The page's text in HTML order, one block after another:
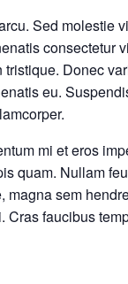
Sed molestie
consectetur
Donec
eu.
mi et eros
quam. Nullam
magna sem
Cras faucibus